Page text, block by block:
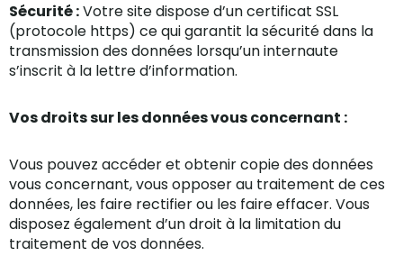
Sécurité :Votre site dispose d’un certificat SSL
(protocole https) ce qui garantit la sécurité dans la
transmission des données lorsqu’un internaute
s’inscrit à la lettre d’information.
Vos droits sur les données vous concernant :
Vous pouvez accéder et obtenir copie des données
vous concernant, vous opposer au traitement de ces
données, les faire rectifier ou les faire effacer. Vous
disposez également d’un droit à la limitation du
traitement de vos données.